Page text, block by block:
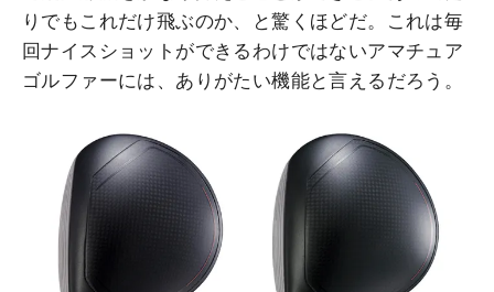
りでもこれだけ飛ぶのか、と驚くほどだ。これは毎
回ナイスショットができるわけではないアマチュア
ゴルファーには、ありがたい機能と言えるだろう。